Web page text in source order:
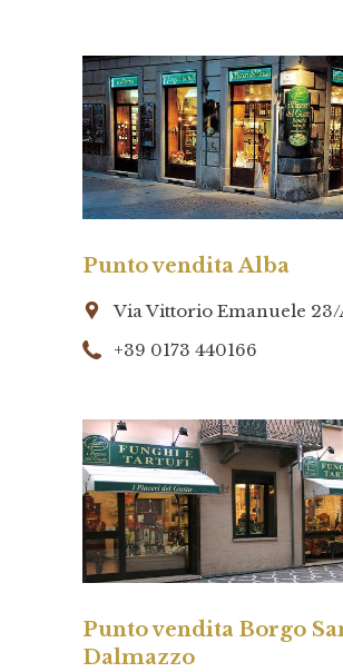
Punto vendita Alba
Via Vittorio Emanuele 23/
+39 0173 440166
Punto vendita Borgo
Dalmazzo